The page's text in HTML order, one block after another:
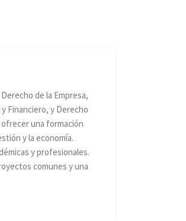
de la Empresa,
Financiero, y Derecho
una formación
y la economía.
y profesionales.
comunes y una